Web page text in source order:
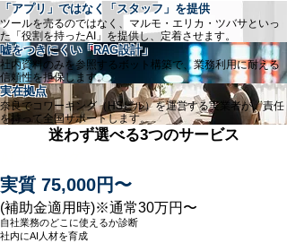
「アプリ」ではなく「スタッフ」を提供
ツールを売るのではなく、マルモ・エリカ・ツバサといっ
た「役割を持ったAI」を提供し、定着させます。
嘘をつきにくい「RAG設計」
社内資料のみを参照するボット構築で、業務利用に耐える
信頼性を担保します。
実在拠点
奈良でコワーキング（HSビル）を運営する実業者が、責任
を持って全国サポートします。
迷わず選べる3つのサービス
実質 75,000円〜
(補助金適用時)※通常30万円〜
自社業務のどこに使えるか診断
社内にAI人材を育成